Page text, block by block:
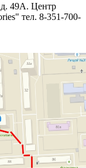
д. 49А. Центр
тел. 8-351-700-